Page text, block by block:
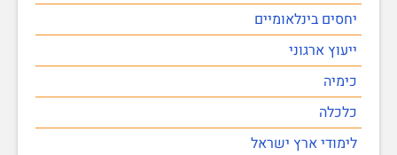
יחסים בינלאומיים
ייעוץ ארגוני
כימיה
כלכלה
לימודי ארץ ישראל